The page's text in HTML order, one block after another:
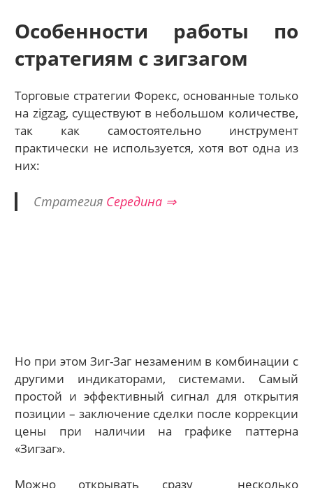
Особенности работы по
стратегиям с зигзагом
Торговые стратегии Форекс, основанные только
на zigzag, существуют в небольшом количестве,
так как самостоятельно инструмент
практически не используется, хотя вот одна из
них:
Стратегия Середина ⇒
Но при этом Зиг-Заг незаменим в комбинации с
другими индикаторами, системами. Самый
простой и эффективный сигнал для открытия
позиции – заключение сделки после коррекции
цены при наличии на графике паттерна
«Зигзаг».
Можно открывать сразу несколько